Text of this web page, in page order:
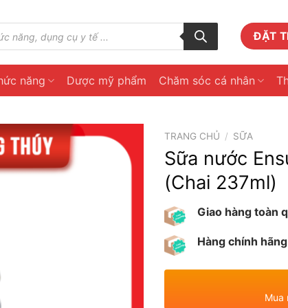
ĐẶT
năng Dược mỹ phẩm Chăm sóc cá nhân
TRANG CHỦ / SỮA
Sữa nước
(Chai 237ml)
Giao hàng toàn
Hàng chính
Mua